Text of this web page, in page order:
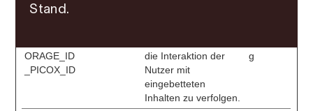
ORAGE_ID
_PICOX_ID
die Interaktion der
Nutzer mit
eingebetteten
Inhalten zu verfolgen.
g
Stand.